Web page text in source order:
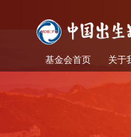
基金会首页 关于